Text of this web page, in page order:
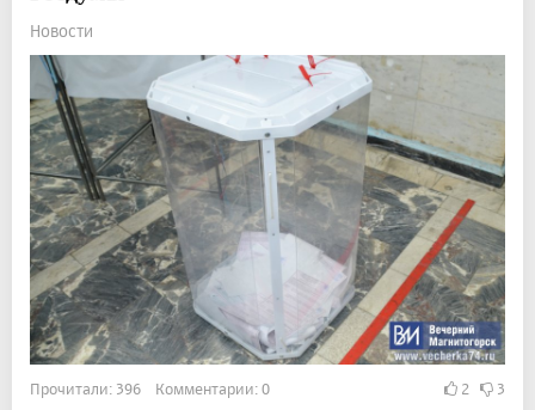
Новости
Прочитали: 396 Комментарии: 0 2 3